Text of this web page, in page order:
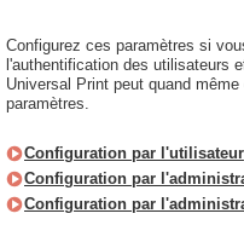
Configurez ces paramètres si
l'authentification des utilisateurs
Universal Print peut quand
paramètres.
Configuration par l'utilisateur
Configuration par
Configuration par